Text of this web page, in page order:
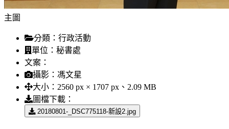
主圖
分類： 行政活動
單位： 秘書處
文案：
攝影： 馮文星
大小： 2560 px × 1707 px、2.09 MB
圖檔下載：
20180801-_DSC775118-新設2.jpg